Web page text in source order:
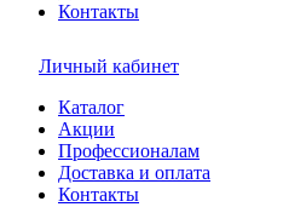
Контакты
Личный кабинет
Каталог
Акции
Профессионалам
Доставка и оплата
Контакты